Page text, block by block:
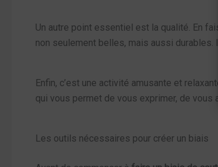
Un autre point essentiel est la qualité. En
non seulement belles, mais aussi durables.
Enfin, c’est une activité amusante et
qui vous permet de vous exprimer, de vous
Les outils nécessaires pour créer un biais